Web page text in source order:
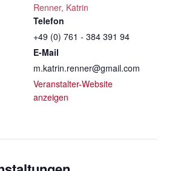
Renner, Katrin
Telefon
+49 (0) 761 - 384 391 94
E-Mail
m.katrin.renner@gmail.com
Veranstalter-Website
anzeigen